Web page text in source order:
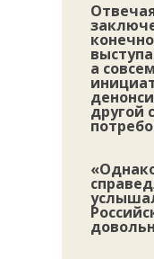
а
другой